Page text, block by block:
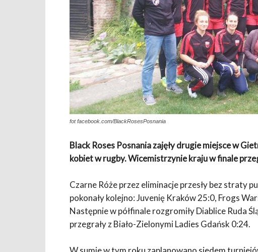
fot facebook.com/BlackRosesPosnania
Black Roses Posnania zajęły drugie miejsce w
kobiet w rugby. Wicemistrzynie kraju w finale
Czarne Róże przez eliminacje przesły bez straty
pokonały kolejno: Juvenię Kraków 25:0, Frogs
Następnie w półfinale rozgromiły Diablice Ruda
przegrały z Biało-Zielonymi Ladies Gdańsk 0:24.